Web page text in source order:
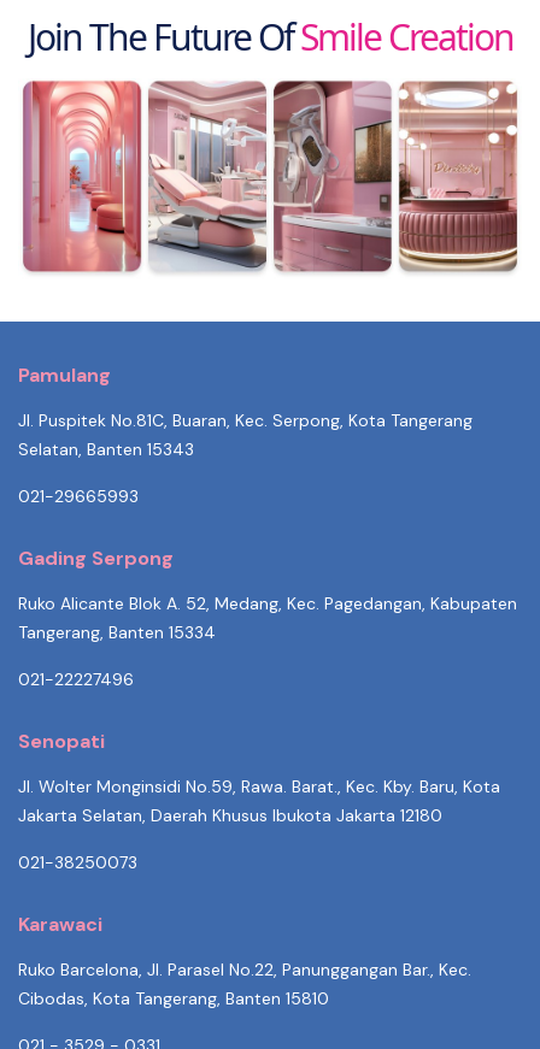
Join The Future OfSmile Creation
Pamulang
Jl. Puspitek No.81C, Buaran, Kec. Serpong, Kota Tangerang
Selatan, Banten 15343
021-29665993
Gading Serpong
Ruko Alicante Blok A. 52, Medang, Kec. Pagedangan, Kabupaten
Tangerang, Banten 15334
021-22227496
Senopati
Jl. Wolter Monginsidi No.59, Rawa. Barat., Kec. Kby. Baru, Kota
Jakarta Selatan, Daerah Khusus Ibukota Jakarta 12180
021-38250073
Karawaci
Ruko Barcelona, Jl. Parasel No.22, Panunggangan Bar., Kec.
Cibodas, Kota Tangerang, Banten 15810